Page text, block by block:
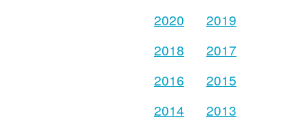
2020
2019
2018
2017
2016
2015
2014
2013